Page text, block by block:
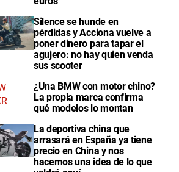
Silence se hunde en
pérdidas y Acciona vuelve a
poner dinero para tapar el
agujero: no hay quien venda
sus scooter
¿Una BMW con motor chino?
La propia marca confirma
qué modelos lo montan
La deportiva china que
arrasará en España ya tiene
precio en China y nos
hacemos una idea de lo que